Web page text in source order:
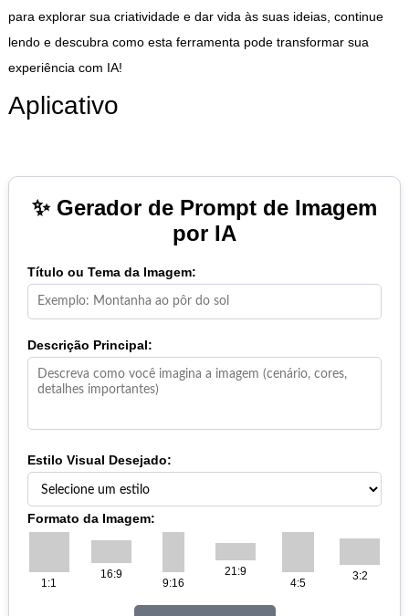
para explorar sua criatividade e dar vida às suas ideias, continue
lendo e descubra como esta ferramenta pode transformar sua
experiência com IA!
Aplicativo
✨ Gerador de Prompt de Imagem
por IA
Título ou Tema da Imagem:
Descrição Principal:
Estilo Visual Desejado:
Formato da Imagem:
1:1
16:9
9:16
21:9
4:5
3:2